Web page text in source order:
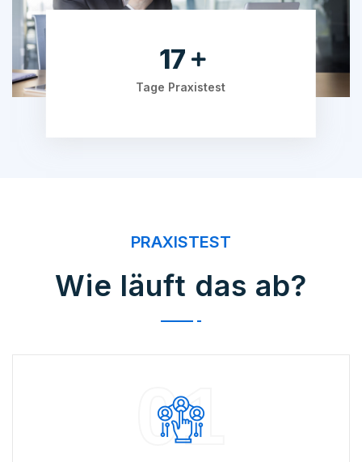
20
Tage Praxistest
PRAXISTEST
Wie läuft das ab?
01